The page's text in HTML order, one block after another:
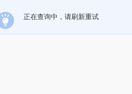
正在查询中，请刷新重试